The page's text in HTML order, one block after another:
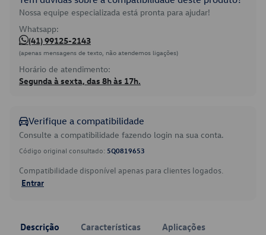
Nossa equipe especializada está pronta para ajudar!
Whatsapp:
(41) 99125-2143
(apenas mensagens de texto, não atendemos ligações)
Horário de atendimento:
Segunda à sexta, das 8h às 17h.
Verifique a compatibilidade
Consulte a compatibilidade fazendo login na sua conta.
Código original consultado: 5Q0819653
Compatibilidade disponível apenas para clientes logados.
Entrar
Descrição Características Aplicações